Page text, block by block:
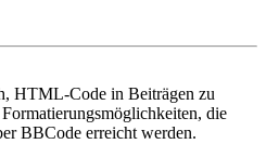
HTML-Code in Beiträgen zu
die
BBCode erreicht werden.